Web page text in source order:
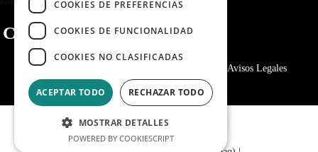
Contacto
Política de privacidad Avisos Legales
COOKIES DE PREFERENCIAS
COOKIES DE FUNCIONALIDAD
COOKIES NO CLASIFICADAS
ACEPTAR TODO RECHAZAR TODO
MOSTRAR DETALLES
POWERED BY COOKIESCRIPT